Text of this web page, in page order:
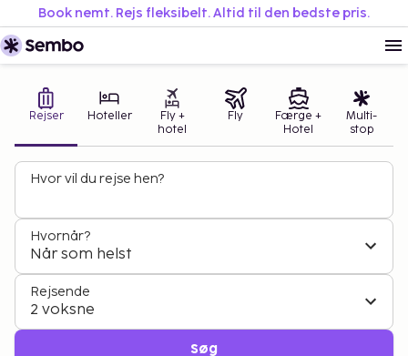
Book nemt. Rejs fleksibelt. Altid til den bedste pris.
Rejser Hoteller
Fly +
hotel
Fly
Færge +
Hotel
Multi-
stop
Hvor vil du rejse hen?
Hvornår?
Når som helst
Rejsende
2 voksne
Søg
NÅR DET ER ALLERBEDST ☀️
Forlæng sommeren i Tyrkiet
fra 2.520 kr
Find din rejse
SENSOMMER I GRÆKENLAND 🇬🇷
Nyd de skønneste øer
fra 3.010 kr
Find din rejse